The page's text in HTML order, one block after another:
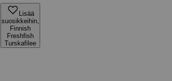
Lisää
suosikkeihin,
Finnish
Freshfish
Turskafilee